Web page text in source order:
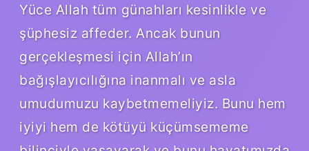
Yüce Allah tüm günahları kesinlikle ve
şüphesiz affeder. Ancak bunun
gerçekleşmesi için Allah’ın
bağışlayıcılığına inanmalı ve asla
umudumuzu kaybetmemeliyiz. Bunu hem
iyiyi hem de kötüyü küçümsememe